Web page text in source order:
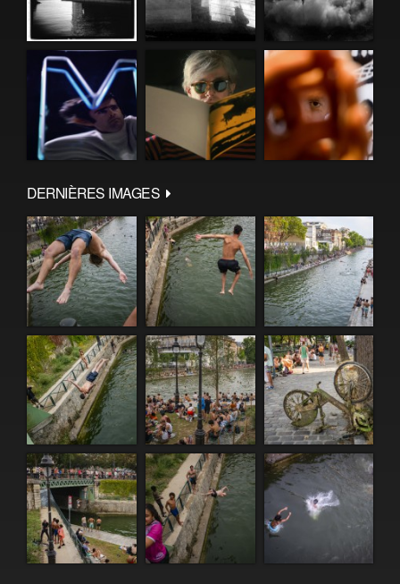
DERNIÈRES IMAGES